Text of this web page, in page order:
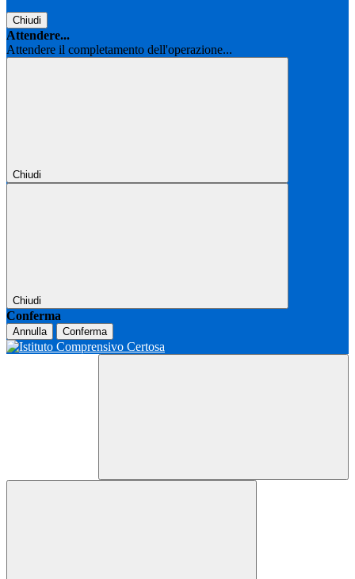
Chiudi
Attendere...
Attendere il completamento dell'operazione...
Chiudi
Chiudi
Conferma
Annulla Conferma